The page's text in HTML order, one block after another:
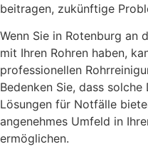
beitragen, zukünftige
Wenn Sie in Rotenburg an
mit Ihren Rohren haben,
professionellen
Bedenken Sie, dass
Lösungen für Notfälle
angenehmes Umfeld in
ermöglichen.